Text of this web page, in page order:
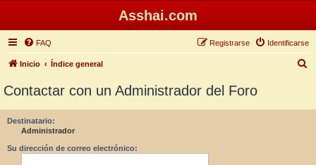
Asshai.com
FAQ Identificarse
Registrarse
Inicio Índice general
Contactar con un Administrador del Foro
Destinatario:
Administrador
Su dirección de correo electrónico: